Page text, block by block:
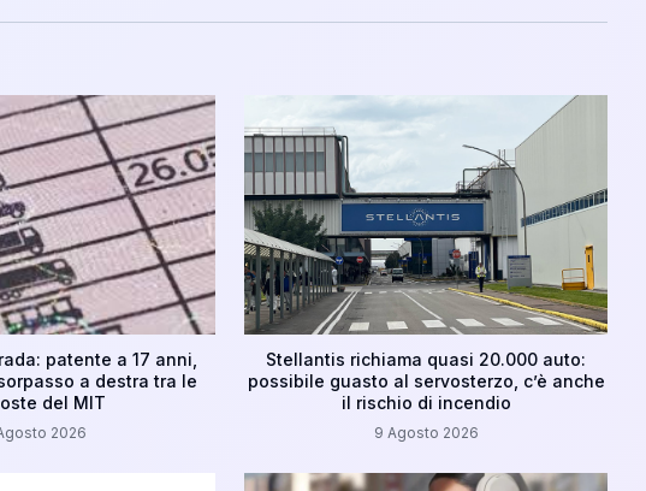
patente a 17 anni,
a destra tra le
del MIT
2026
Stellantis richiama quasi 20.000 auto:
possibile guasto al servosterzo, c’è anche
il rischio di incendio
9 Agosto 2026